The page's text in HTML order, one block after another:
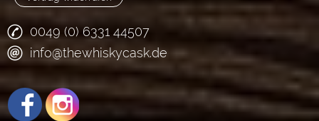
0049 (0) 6331 44507
info@thewhiskycask.de